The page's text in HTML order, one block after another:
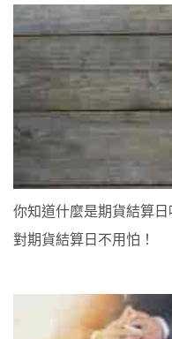
你知道什麼是期貨結算
對期貨結算日不用怕！